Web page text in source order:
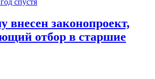
год спустя
внесен законопроект,
отбор в старшие